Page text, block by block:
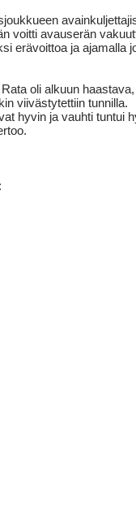
voitti avauserän
erävoittoa ja ajamalla
oli alkuun
viivästytettiin tunnilla.
hyvin ja vauhti tuntui